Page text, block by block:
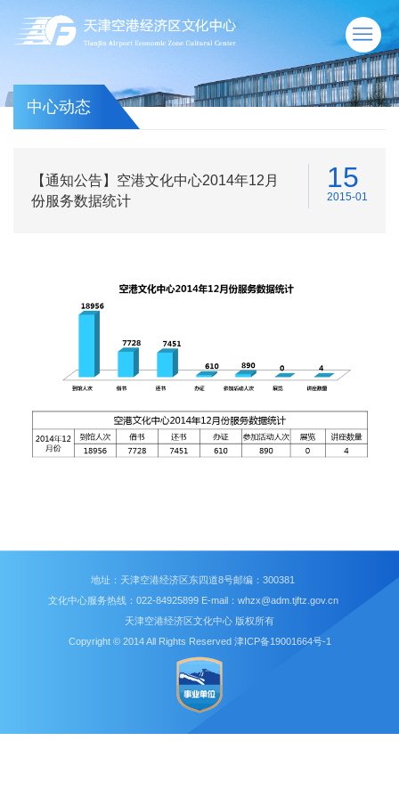
中心动态
【通知公告】空港文化中心2014年12月
份服务数据统计
15
2015-01
地址：天津空港经济区东四道8号邮编：300381
文化中心服务热线：022-84925899 E-mail：whzx@adm.tjftz.gov.cn
天津空港经济区文化中心 版权所有
Copyright © 2014 All Rights Reserved 津ICP备19001664号-1